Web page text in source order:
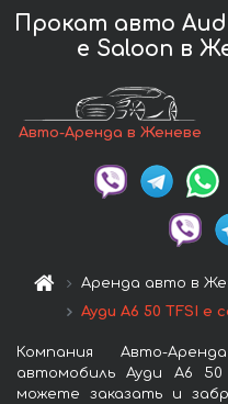
Прокат авто Audi
e Saloon в
Авто-Аренда в Женеве
Аренда авто в
Ауди A6 50 TFSI e
Компания Авто-
автомобиль Ауди A6
можете заказать и